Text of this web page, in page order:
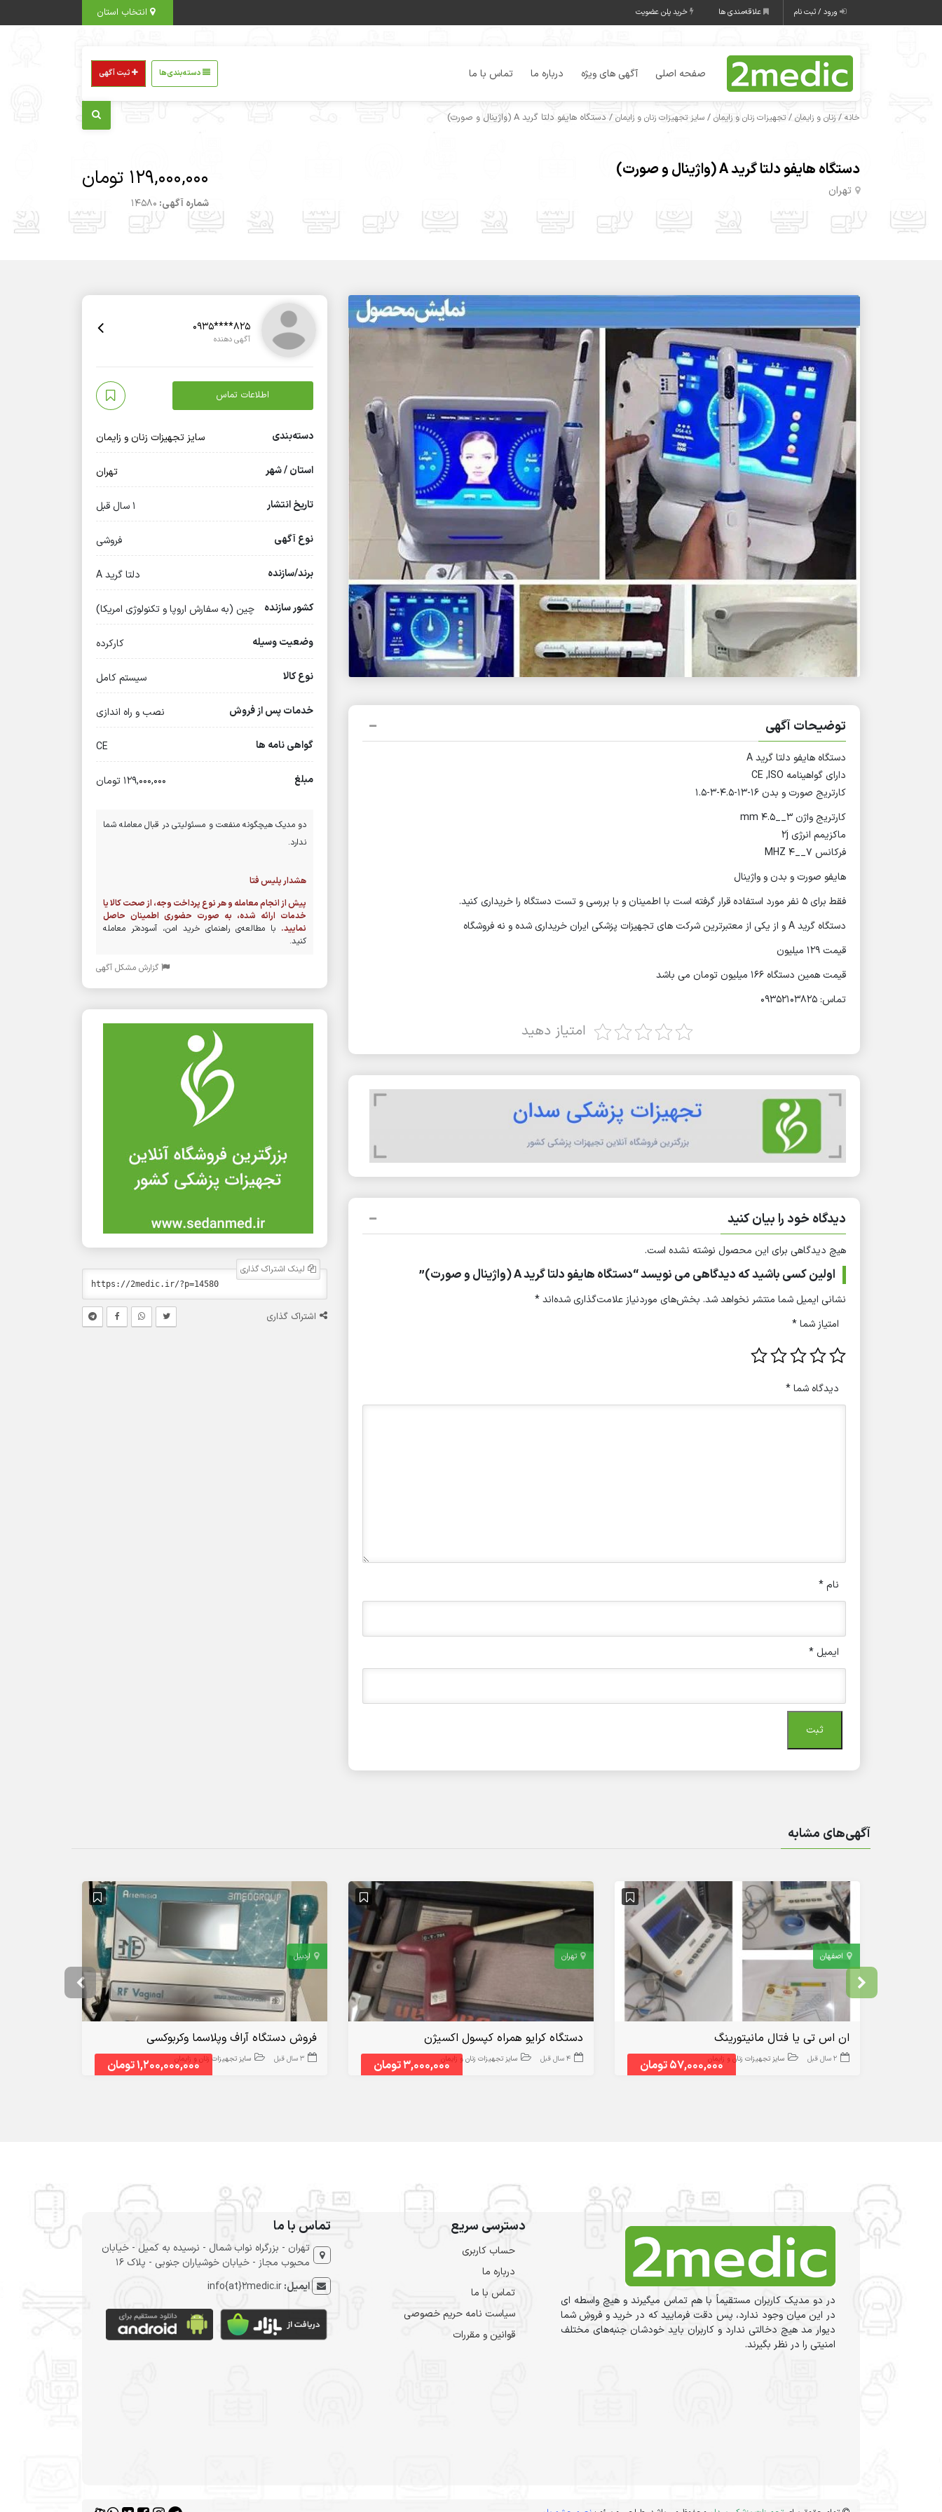
ورود / ثبت نام علاقه‌مندی ها خرید پلن عضویت
صفحه اصلی آگهی های ویژه درباره ما تماس با ما دسته‌بندی‌ها ثبت آگهی
خانه / زنان و زایمان / تجهیزات زنان و زایمان / سایز تجهیزات زنان و زایمان / دستگاه هایفو دلتا گرید A (واژینال و صورت)
دستگاه هایفو دلتا گرید A (واژینال و صورت)
تهران 129,000,000 تومان
شماره آگهی: 14580
توضیحات آگهی
دستگاه هایفو دلتا گرید A
دارای گواهینامه CE ,ISO
کارتریج صورت و بدن 16-13-4.5-3-1.5
کارتریج واژن 3__4.5 mm
ماکزیمم انرژی 2j
فرکانس 7__4 MHZ
هایفو صورت و بدن و واژینال
فقط برای ۵ نفر مورد استفاده قرار گرفته است با اطمینان و با بررسی و تست دستگاه را خریداری کنید.
دستگاه گرید A و از یکی از معتبرترین شرکت های تجهیزات پزشکی ایران خریداری شده و نه فروشگاه
قیمت 129 میلیون
قیمت همین دستگاه 166 میلیون تومان می باشد
تماس: 09352103825
امتیاز دهید
دیدگاه خود را بیان کنید
هیچ دیدگاهی برای این محصول نوشته نشده است.
اولین کسی باشید که دیدگاهی می نویسد “دستگاه هایفو دلتا گرید A (واژینال و صورت)”
نشانی ایمیل شما منتشر نخواهد شد. بخش‌های موردنیاز علامت‌گذاری شده‌اند*
امتیاز شما*
دیدگاه شما*
نام*
ایمیل *
0935****825
آگهی دهنده
اطلاعات تماس
دسته‌بندی سایز تجهیزات زنان و زایمان
استان / شهر تهران
تاریخ انتشار 1 سال قبل
نوع آگهی فروشی
برند/سازنده دلتا گرید A
کشور سازنده چین (به سفارش اروپا و تکنولوژی امریکا)
وضعیت وسیله کارکرده
نوع کالا سیستم کامل
خدمات پس از فروش نصب و راه اندازی
گواهی نامه ها CE
مبلغ 129,000,000 تومان
دو مدیک هیچگونه منفعت و مسئولیتی در قبال معامله شما
ندارد.
هشدار پلیس فتا
پیش از انجام معامله و هر نوع پرداخت وجه، از صحت کالا یا
خدمات ارائه شده، به صورت حضوری اطمینان حاصل
نمایید. با مطالعه‌ی راهنمای خرید امن، آسوده‌تر معامله
کنید.
گزارش مشکل آگهی
لینک اشتراک گذاری
اشتراک گذاری
آگهی‌های مشابه
اصفهان
57,000,000 تومان
ان اس تی یا فتال مانیتورینگ
2 سال قبل سایز تجهیزات زنان و زایمان
تهران
3,000,000 تومان
دستگاه کرایو همراه کپسول اکسیژن
4 سال قبل سایز تجهیزات زنان و زایمان
اردبیل
1,200,000,000 تومان
فروش دستگاه آراف وپلاسما وکربوکسی
3 سال قبل سایز تجهیزات زنان و زایمان
در دو مدیک کاربران مستقیماً با هم تماس میگیرند و هیچ واسطه ای
در این میان وجود ندارد، پس دقت فرمایید که در خرید و فروشِ شما
دیوار مد هیچ دخالتی ندارد و کاربران باید خودشان جنبه‌های مختلف
امنیتی را در نظر بگیرند.
دسترسی سریع
حساب کاربری
درباره ما
تماس با ما
سیاست نامه حریم خصوصی
قوانین و مقررات
تماس با ما
تهران - بزرگراه نواب شمال - نرسیده به کمیل - خیابان
محبوب مجاز - خیابان خوشیاران جنوبی - پلاک 16
ایمیل:info{at}2medic.ir